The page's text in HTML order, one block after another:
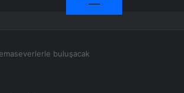
buluşacak